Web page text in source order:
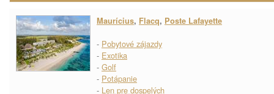
Maurícius, Flacq, Poste Lafayette
- Pobytové zájazdy
- Exotika
- Golf
- Potápanie
- Len pre dospelých